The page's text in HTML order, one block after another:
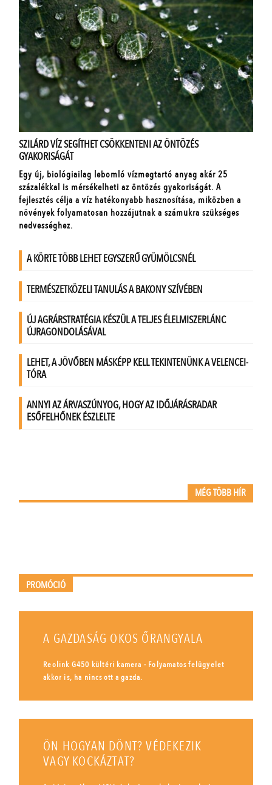
MÉG TÖBB HÍR
PROMÓCIÓ
A GAZDASÁG OKOS ŐRANGYALA
Reolink G450 kültéri kamera - Folyamatos felügyelet
akkor is, ha nincs ott a gazda.
ÖN HOGYAN DÖNT? VÉDEKEZIK
VAGY KOCKÁZTAT?